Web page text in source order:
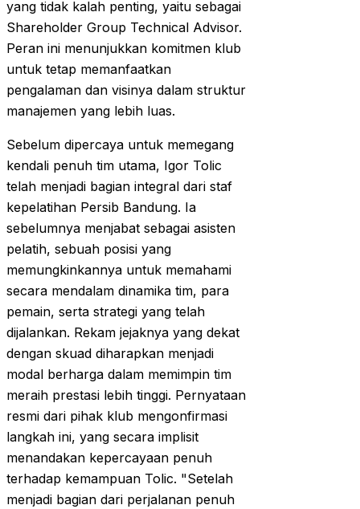
yang tidak kalah penting, yaitu sebagai
Shareholder Group Technical Advisor.
Peran ini menunjukkan komitmen klub
untuk tetap memanfaatkan
pengalaman dan visinya dalam struktur
manajemen yang lebih luas.
Sebelum dipercaya untuk memegang
kendali penuh tim utama, Igor Tolic
telah menjadi bagian integral dari staf
kepelatihan Persib Bandung. Ia
sebelumnya menjabat sebagai asisten
pelatih, sebuah posisi yang
memungkinkannya untuk memahami
secara mendalam dinamika tim, para
pemain, serta strategi yang telah
dijalankan. Rekam jejaknya yang dekat
dengan skuad diharapkan menjadi
modal berharga dalam memimpin tim
meraih prestasi lebih tinggi. Pernyataan
resmi dari pihak klub mengonfirmasi
langkah ini, yang secara implisit
menandakan kepercayaan penuh
terhadap kemampuan Tolic. "Setelah
menjadi bagian dari perjalanan penuh